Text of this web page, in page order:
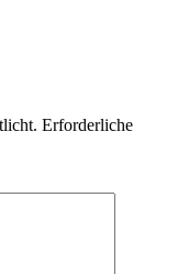
Erforderliche